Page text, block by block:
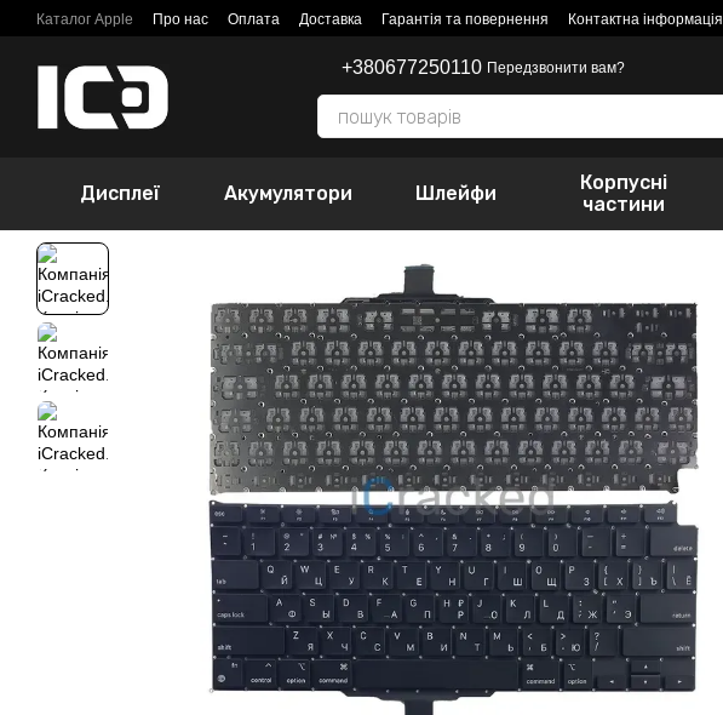
Перейти до основного контенту
Каталог Apple Про нас Оплата Доставка Гарантія та повернення Контактна інформація
+380677250110 Передзвонити вам?
Дисплеї Акумулятори Шлейфи
Корпусні
частини